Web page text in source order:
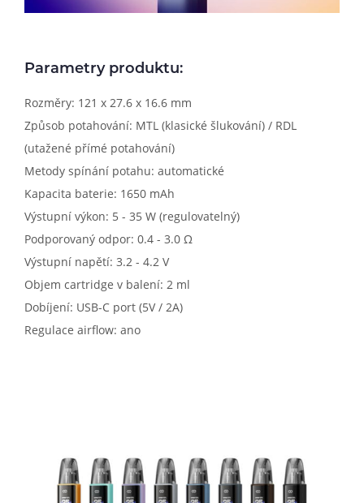
Parametry produktu:
Rozměry: 121 x 27.6 x 16.6 mm
Způsob potahování: MTL (klasické šlukování) / RDL
(utažené přímé potahování)
Metody spínání potahu: automatické
Kapacita baterie: 1650 mAh
Výstupní výkon: 5 - 35 W (regulovatelný)
Podporovaný odpor: 0.4 - 3.0 Ω
Výstupní napětí: 3.2 - 4.2 V
Objem cartridge v balení: 2 ml
Dobíjení: USB-C port (5V / 2A)
Regulace airflow: ano